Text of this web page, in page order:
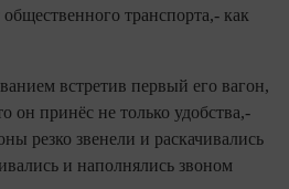
транспорта,- как
встретив первый его вагон,
он принёс не только удобства,-
резко звенели и раскачивались
и наполнялись звоном